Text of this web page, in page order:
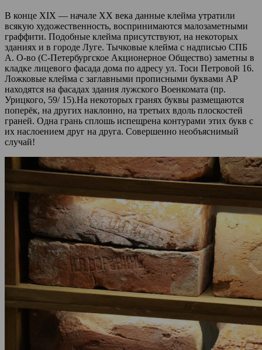
В конце XIX — начале XX века данные клейма утратили
всякую художественность, воспринимаются малозаметными
граффити. Подобные клейма присутствуют, на некоторых
зданиях и в городе Луге. Тычковые клейма с надписью СПБ
А. О-во (С-Петербургское Акционерное Общество) заметны в
кладке лицевого фасада дома по адресу ул. Тоси Петровой 16.
Ложковые клейма с заглавными прописными буквами АР
находятся на фасадах здания лужского Военкомата (пр.
Урицкого, 59/ 15).На некоторых гранях буквы размещаются
поперёк, на других наклонно, на третьих вдоль плоскостей
граней. Одна грань сплошь испещрена контурами этих букв с
их наслоением друг на друга. Совершенно необъяснимый
случай!